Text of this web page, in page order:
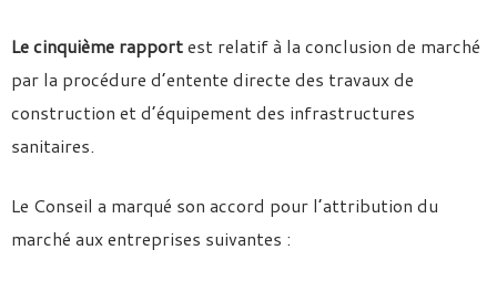
Le cinquième rapportest relatif à la conclusion de marché
par la procédure d’entente directe des travaux de
construction et d’équipement des infrastructures
sanitaires.
Le Conseil a marqué son accord pour l’attribution du
marché aux entreprises suivantes :